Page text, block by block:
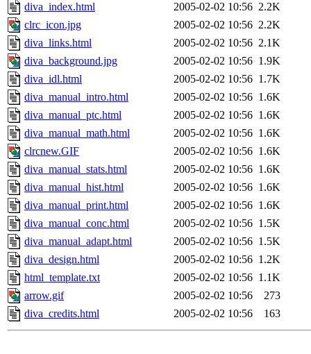
diva_index.html
2005-02-02 10:56 2.2K
clrc_icon.jpg
2005-02-02 10:56 2.2K
diva_links.html
2005-02-02 10:56 2.1K
diva_background.jpg
2005-02-02 10:56 1.9K
diva_idl.html
2005-02-02 10:56 1.7K
diva_manual_intro.html
2005-02-02 10:56 1.6K
diva_manual_ptc.html
2005-02-02 10:56 1.6K
diva_manual_math.html
2005-02-02 10:56 1.6K
clrcnew.GIF
2005-02-02 10:56 1.6K
diva_manual_stats.html
2005-02-02 10:56 1.6K
diva_manual_hist.html
2005-02-02 10:56 1.6K
diva_manual_print.html
2005-02-02 10:56 1.6K
diva_manual_conc.html
2005-02-02 10:56 1.5K
diva_manual_adapt.html
2005-02-02 10:56 1.5K
diva_design.html
2005-02-02 10:56 1.2K
html_template.txt
2005-02-02 10:56 1.1K
arrow.gif
2005-02-02 10:56
273
diva_credits.html
2005-02-02 10:56 163